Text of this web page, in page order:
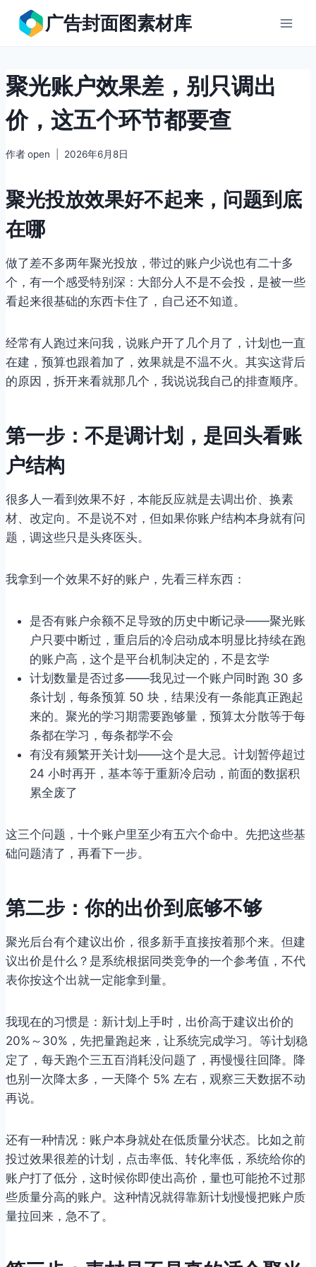
广告封面图素材库
聚光账户效果差，别只调出
价，这五个环节都要查
作者open 2026年6月8日
聚光投放效果好不起来，问题到底
在哪
做了差不多两年聚光投放，带过的账户少说也有二十多
个，有一个感受特别深：大部分人不是不会投，是被一些
看起来很基础的东西卡住了，自己还不知道。
经常有人跑过来问我，说账户开了几个月了，计划也一直
在建，预算也跟着加了，效果就是不温不火。其实这背后
的原因，拆开来看就那几个，我说说我自己的排查顺序。
第一步：不是调计划，是回头看账
户结构
很多人一看到效果不好，本能反应就是去调出价、换素
材、改定向。不是说不对，但如果你账户结构本身就有问
题，调这些只是头疼医头。
我拿到一个效果不好的账户，先看三样东西：
是否有账户余额不足导致的历史中断记录——聚光账
户只要中断过，重启后的冷启动成本明显比持续在跑
的账户高，这个是平台机制决定的，不是玄学
计划数量是否过多——我见过一个账户同时跑 30 多
条计划，每条预算 50 块，结果没有一条能真正跑起
来的。聚光的学习期需要跑够量，预算太分散等于每
条都在学习，每条都学不会
有没有频繁开关计划——这个是大忌。计划暂停超过
24 小时再开，基本等于重新冷启动，前面的数据积
累全废了
这三个问题，十个账户里至少有五六个命中。先把这些基
础问题清了，再看下一步。
第二步：你的出价到底够不够
聚光后台有个建议出价，很多新手直接按着那个来。但建
议出价是什么？是系统根据同类竞争的一个参考值，不代
表你按这个出就一定能拿到量。
我现在的习惯是：新计划上手时，出价高于建议出价的
20%～30%，先把量跑起来，让系统完成学习。等计划稳
定了，每天跑个三五百消耗没问题了，再慢慢往回降。降
也别一次降太多，一天降个 5% 左右，观察三天数据不动
再说。
还有一种情况：账户本身就处在低质量分状态。比如之前
投过效果很差的计划，点击率低、转化率低，系统给你的
账户打了低分，这时候你即使出高价，量也可能抢不过那
些质量分高的账户。这种情况就得靠新计划慢慢把账户质
量拉回来，急不了。